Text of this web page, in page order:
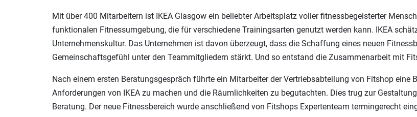
Mit über 400 Mitarbeitern ist IKEA Glasgow ein beliebter Arbeitsplatz voller fitnessbegeisterter
funktionalen Fitnessumgebung, die für verschiedene Trainingsarten genutzt werden kann. IKEA
Unternehmenskultur. Das Unternehmen ist davon überzeugt, dass die Schaffung eines neuen
Gemeinschaftsgefühl unter den Teammitgliedern stärkt. Und so entstand die Zusammenarbeit mit
Nach einem ersten Beratungsgespräch führte ein Mitarbeiter der Vertriebsabteilung von Fitshop eine
Anforderungen von IKEA zu machen und die Räumlichkeiten zu begutachten. Dies trug zur
Beratung. Der neue Fitnessbereich wurde anschließend von Fitshops Expertenteam termingerecht